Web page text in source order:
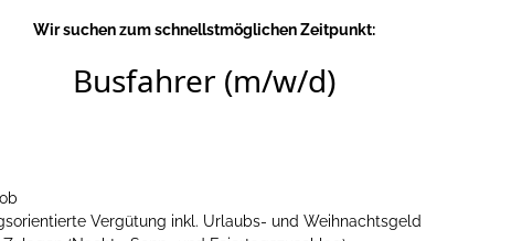
Wir suchen zum schnellstmöglichen Zeitpunkt:
Busfahrer (m/w/d)
Vergütung inkl. Urlaubs- und Weihnachtsgeld